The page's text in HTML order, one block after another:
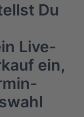
Du
Live-
ein,